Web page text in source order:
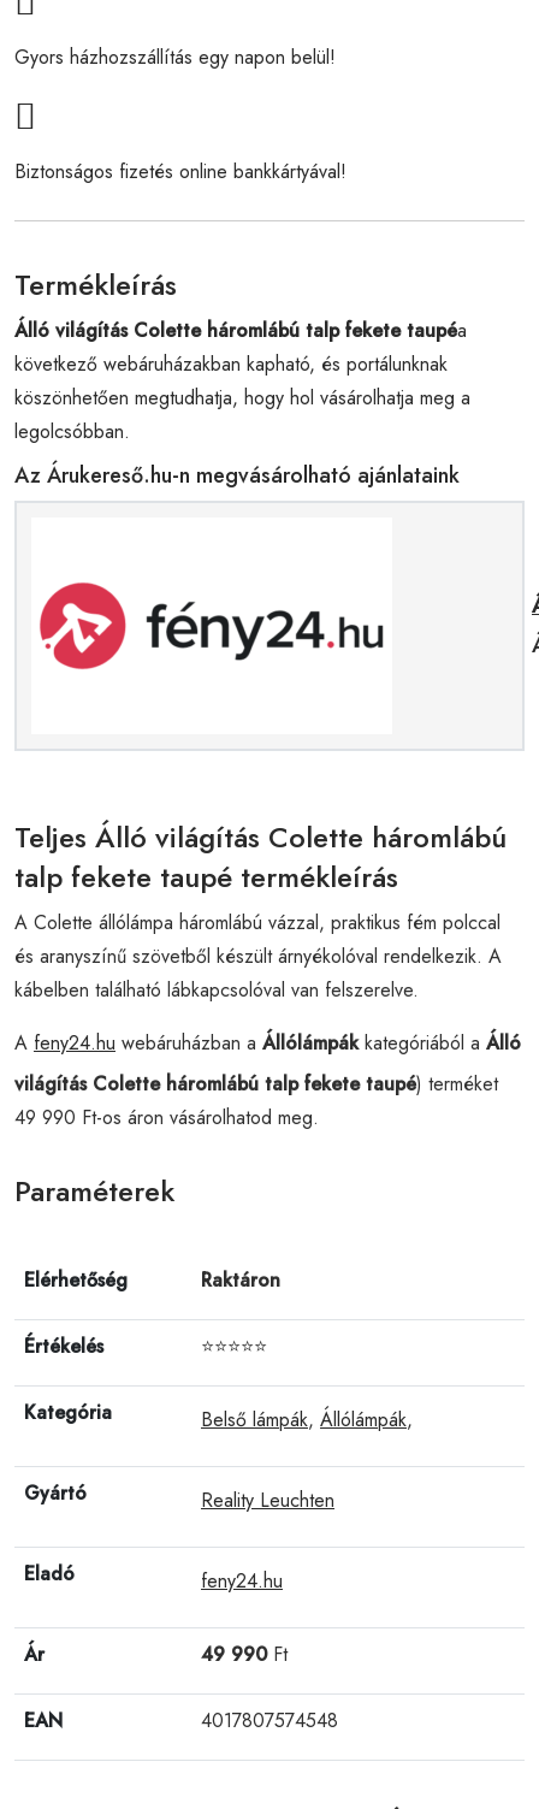
Gyors házhozszállítás egy napon belül!
Biztonságos fizetés online bankkártyával!
Termékleírás
Álló világítás Colette háromlábú talp fekete taupéa
következő webáruházakban kapható, és portálunknak
köszönhetően megtudhatja, hogy hol vásárolhatja meg a
legolcsóbban.
Az Árukereső.hu-n megvásárolható ajánlataink
Teljes Álló világítás Colette háromlábú
talp fekete taupé termékleírás
A Colette állólámpa háromlábú vázzal, praktikus fém polccal
és aranyszínű szövetből készült árnyékolóval rendelkezik. A
kábelben található lábkapcsolóval van felszerelve.
A feny24.hu webáruházban a Állólámpákkategóriából a Álló
világítás Colette háromlábú talp fekete taupé) terméket
49 990 Ft-os áron vásárolhatod meg.
Paraméterek
Elérhetőség Raktáron
Értékelés ⭐⭐⭐⭐⭐
Kategória Belső lámpák, Állólámpák,
Gyártó Reality Leuchten
Eladó feny24.hu
Ár 49 990Ft
EAN 4017807574548